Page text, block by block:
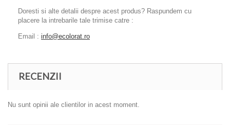
Doresti si alte detalii despre acest produs? Raspundem cu
placere la intrebarile tale trimise catre :
Email : info@ecolorat.ro
RECENZII
Nu sunt opinii ale clientilor in acest moment.